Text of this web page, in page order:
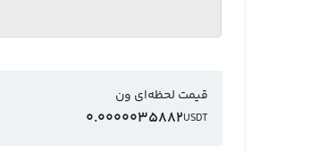
قیمت لحظه‌ای ون
USDT
0.0000035882